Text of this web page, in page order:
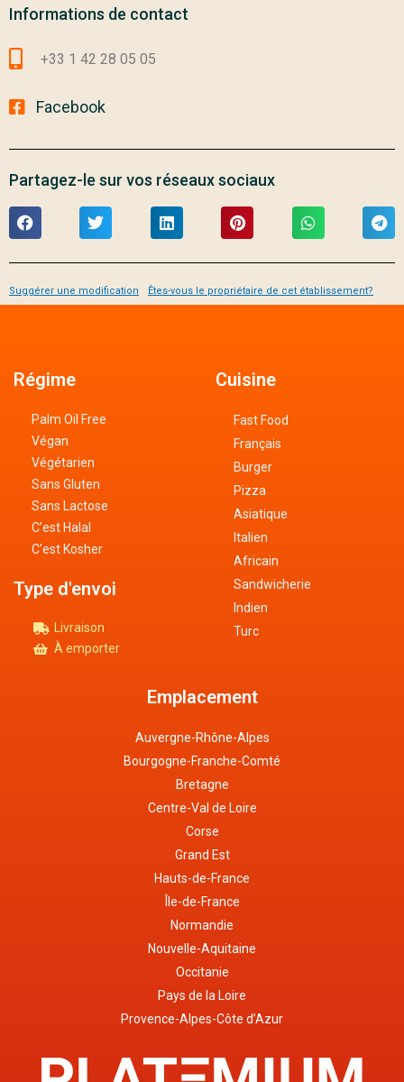
Informations de contact
+33 1 42 28 05 05
Facebook
Partagez-le sur vos réseaux sociaux
Suggérer une modification Êtes-vous le propriétaire de cet établissement?
Emplacement
Auvergne-Rhône-Alpes
Bourgogne-Franche-Comté
Bretagne
Centre-Val de Loire
Corse
Grand Est
Hauts-de-France
Île-de-France
Normandie
Nouvelle-Aquitaine
Occitanie
Pays de la Loire
Provence-Alpes-Côte d’Azur
Cuisine
Fast Food
Français
Burger
Pizza
Asiatique
Italien
Africain
Sandwicherie
Indien
Turc
Régime
Palm Oil Free
Végan
Végétarien
Sans Gluten
Sans Lactose
C’est Halal
C’est Kosher
Type d'envoi
Livraison
À emporter